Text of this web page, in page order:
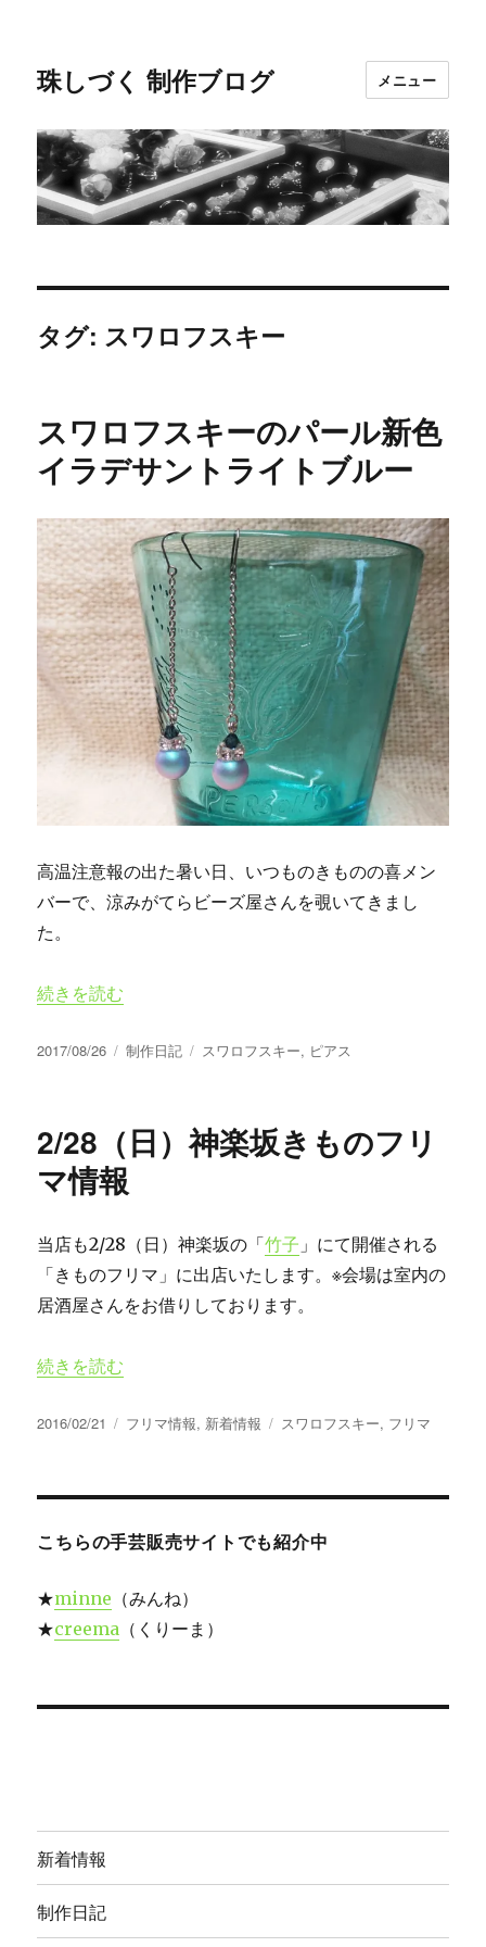
珠しづく 制作ブログ メニュー
タグ: スワロフスキー
スワロフスキーのパール新色
イラデサントライトブルー
高温注意報の出た暑い日、いつものきものの喜メン
バーで、涼みがてらビーズ屋さんを覗いてきまし
た。
“スワロフスキーのパール新色 イラデサントライトブル
続きを読む
投
2017/08/26
カ
ー
制作日記
タ
スワロフスキー, ピアス
2/28（日）神楽坂きものフリ
マ情報
当店も2/28（日）神楽坂の「竹子 」にて開催される
「きものフリマ」に出店いたします。※会場は室内の
居酒屋さんをお借りしております。
“2/28（日）神楽坂きものフリマ情報” の
続きを読む
投
2016/02/21
カ
リ
フリマ情報, 新着情報
タ
スワロフスキー, フリマ
こちらの手芸販売サイトでも紹介中
★minne （みんね）
★creema （くりーま）
新着情報
制作日記